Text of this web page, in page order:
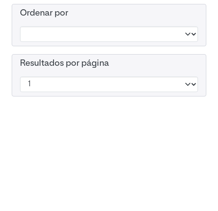
Ordenar por
Resultados por página